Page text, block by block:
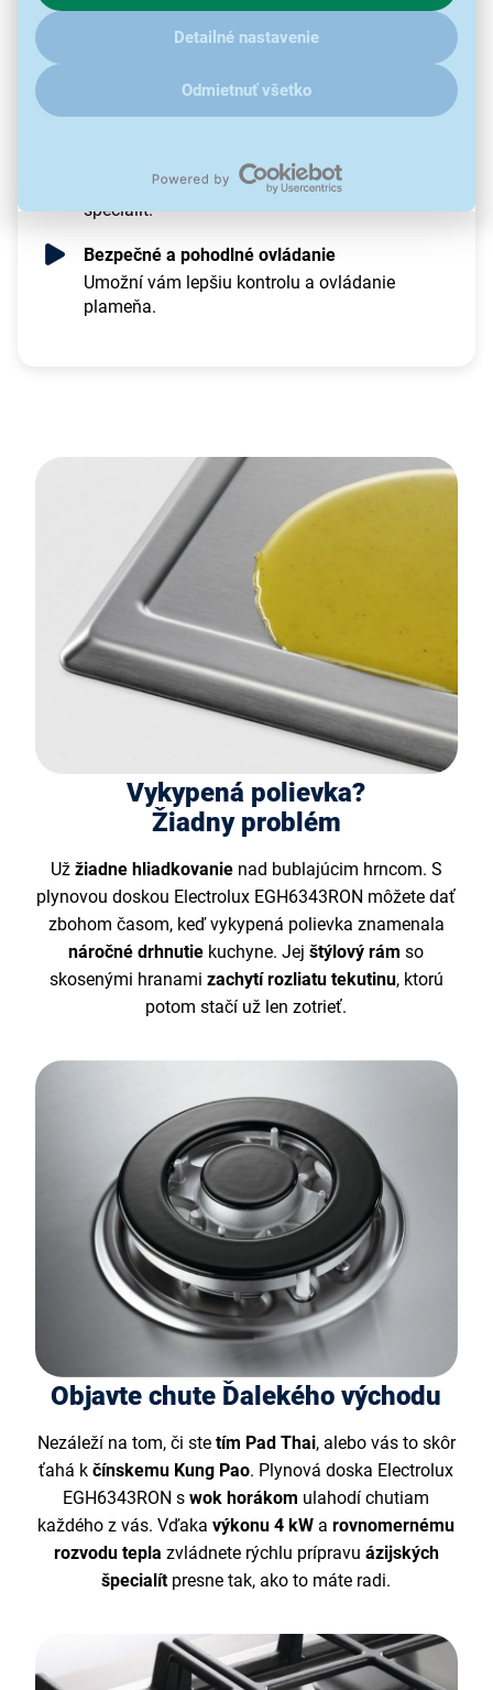
ďalšími údaji pracujeme, kliknitesem.
Detailné nastavenie
Odmietnuť všetko
vysoký prenos tepla.
Bezpečné a pohodlné ovládanie iba jednou
rukou.
Jednoduchá a pohodlná príprava ázijských
špecialít.
Bezpečné a pohodlné ovládanie
Umožní vám lepšiu kontrolu a ovládanie
plameňa.
Vykypená polievka?
Žiadny problém
Užžiadne hliadkovanienad bublajúcim hrncom. S
plynovou doskou Electrolux EGH6343RON môžete dať
zbohom časom, keď vykypená polievka znamenala
náročné drhnutie kuchyne. Jejštýlový rámso
skosenými hranami zachytí rozliatu tekutinu, ktorú
potom stačí už len zotrieť.
Objavte chute Ďalekého východu
Nezáleží na tom, či stetím Pad Thai, alebo vás to skôr
ťahá kčínskemu Kung Pao. Plynová doska Electrolux
EGH6343RON swok horákom ulahodí chutiam
každého z vás. Vďakavýkonu 4 kW arovnomernému
rozvodu tepla zvládnete rýchlu prípravu ázijských
špecialítpresne tak, ako to máte radi.